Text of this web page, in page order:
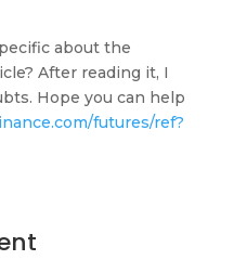
about the
After reading it, I
Hope you can help
futures/ref?